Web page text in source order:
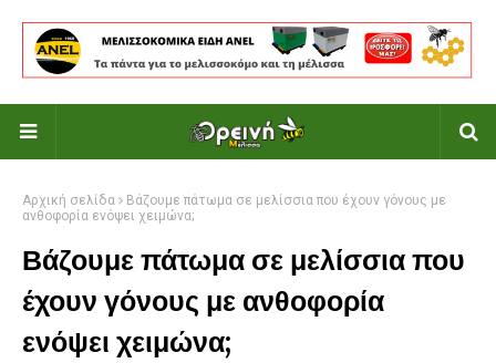
Αρχική σελίδα
Βάζουμε πάτωμα σε μελίσσια που έχουν γόνους με
ανθοφορία ενόψει χειμώνα;
Βάζουμε πάτωμα σε μελίσσια που
έχουν γόνους με ανθοφορία
ενόψει χειμώνα;